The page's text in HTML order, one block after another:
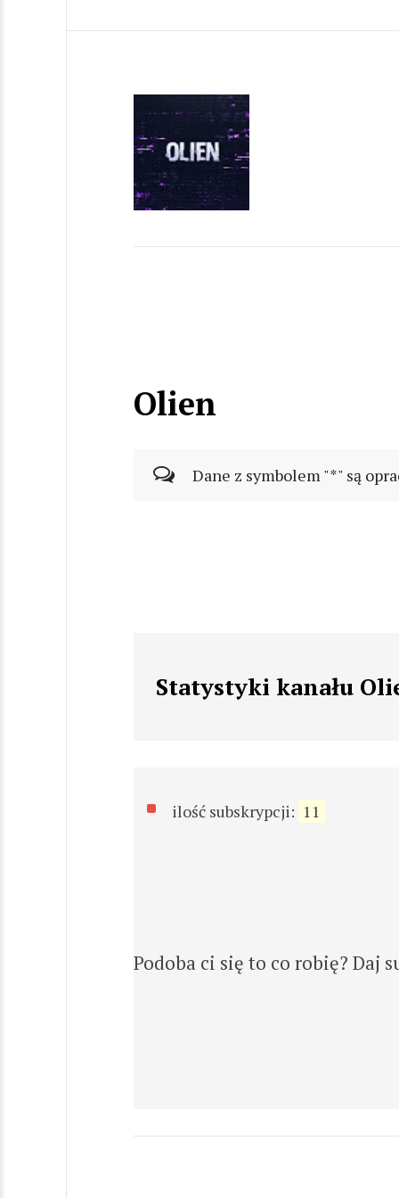
Olien
Dane z symbolem "*" są
Statystyki kanału
ilość subskrypcji: 11
Podoba ci się to co robię? Daj